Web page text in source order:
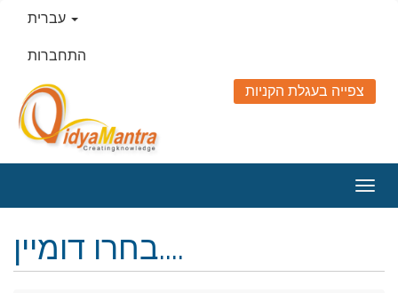
התחברות
צפייה בעגלת הקניות
בחרו דומיין....